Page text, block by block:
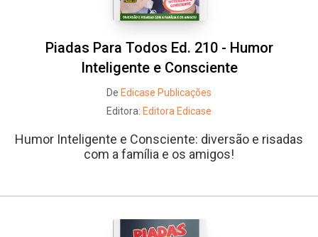
Piadas Para Todos Ed. 210 - Humor
Inteligente e Consciente
De Edicase Publicações
Editora: Editora Edicase
Humor Inteligente e Consciente: diversão e risadas
com a família e os amigos!